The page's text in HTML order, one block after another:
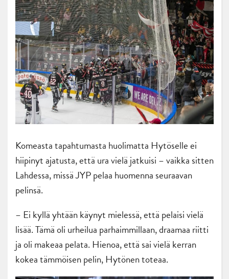
Komeasta tapahtumasta huolimatta Hytöselle ei
hiipinyt ajatusta, että ura vielä jatkuisi – vaikka sitten
Lahdessa, missä JYP pelaa huomenna seuraavan
pelinsä.
– Ei kyllä yhtään käynyt mielessä, että pelaisi vielä
lisää. Tämä oli urheilua parhaimmillaan, draamaa riitti
ja oli makeaa pelata. Hienoa, että sai vielä kerran
kokea tämmöisen pelin, Hytönen toteaa.